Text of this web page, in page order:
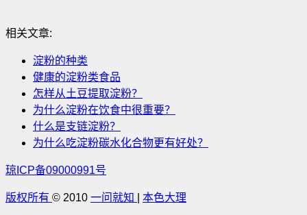
相关文章:
淀粉的种类
健康的淀粉类食品
怎样从土豆提取淀粉？
为什么淀粉在饮食中很重要？
什么是支链淀粉？
为什么吃淀粉碳水化合物更有好处？
琼ICP备09000991号
版权所有 © 2010 一问就知 本色大理